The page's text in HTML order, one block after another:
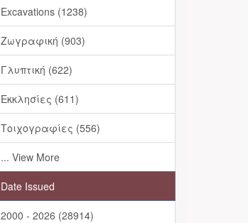
Excavations (1238)
Ζωγραφική (903)
Γλυπτική (622)
Εκκλησίες (611)
Τοιχογραφίες (556)
... View More
Date Issued
2000 - 2026 (28914)